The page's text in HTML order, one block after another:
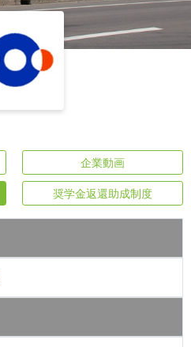
企業動画
奨学金返還助成制度